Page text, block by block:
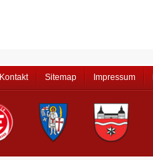
Kontakt Sitemap Impressum